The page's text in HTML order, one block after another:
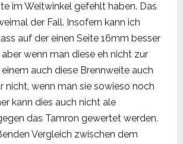
im Weitwinkel gefehlt haben. Das
der Fall. Insofern kann ich
auf der einen Seite 16mm besser
wenn man diese eh nicht zur
auch diese Brennweite auch
nicht, wenn man sie sowieso noch
kann dies auch nicht ale
das Tamron gewertet werden.
Vergleich zwischen dem